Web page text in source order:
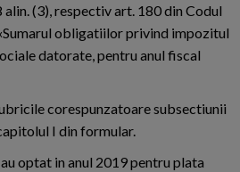
(3), respectiv art. 180 din Codul
obligatiilor privind impozitul
datorate, pentru anul fiscal
corespunzatoare subsectiunii
I din formular.
optat in anul 2019 pentru plata